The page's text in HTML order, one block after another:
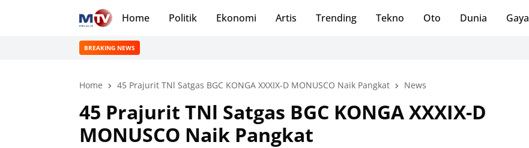
Home Politik Ekonomi Artis Trending Tekno Oto Dunia Gaya
BREAKING NEWS
Home 45 Prajurit TNl Satgas BGC KONGA XXXIX-D MONUSCO Naik Pangkat News
45 Prajurit TNl Satgas BGC KONGA XXXIX-D
MONUSCO Naik Pangkat